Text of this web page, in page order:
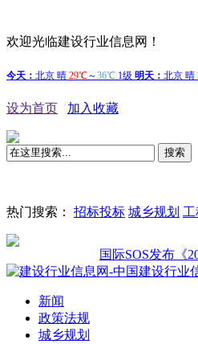
欢迎光临建设行业信息网！
设为首页 加入收藏
搜索
热门搜索： 招标投标 城乡规划
国际SOS发布《2026年
新闻
政策法规
城乡规划